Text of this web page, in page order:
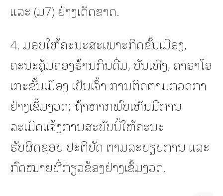
ແລະ (ມ7) ຢ່າງເດັດຂາດ.
4. ມອບໃຫ້ຄະນະສະເພາະກິດຂັ້ນເມືອງ,
ຄະນະຄຸ້ມຄອງຮ້ານກິນດື່ມ, ບັນເທີງ, ຄາຣາໂອ
ເກະຂັ້ນເມືອງ ເປັນເຈົ້າ ການຕິດຕາມກວດກາ
ຢ່າງເຂັ້ມງວດ; ຖ້າຫາກພົບເຫັນມີການ
ລະເມີດແຈ້ງການສະບັບນີ້ໃຫ້ຄະນະ
ຮັບຜິດຊອບ ປະຕິບັດ ຕາມລະບຽບການ ແລະ
ກົດໝາຍທີ່ກ່ຽວຂ້ອງຢ່າງເຂັ້ມງວດ.